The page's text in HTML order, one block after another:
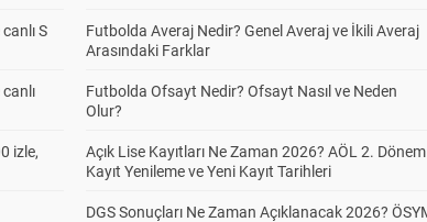
S
izle,
Futbolda Averaj Nedir? Genel Averaj ve İkili Averaj
Arasındaki Farklar
Futbolda Ofsayt Nedir? Ofsayt Nasıl ve Neden
Olur?
Açık Lise Kayıtları Ne Zaman 2026? AÖL 2. Dönem
Kayıt Yenileme ve Yeni Kayıt Tarihleri
DGS Sonuçları Ne Zaman Açıklanacak 2026?